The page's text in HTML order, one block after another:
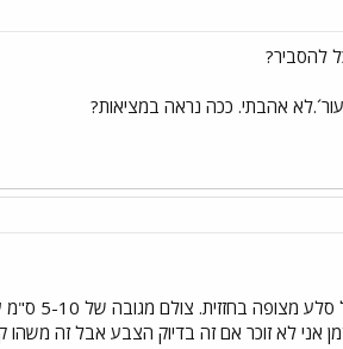
להסביר?
אהבתי. ככה נראה במציאות?
עלה
אני לא זוכר אם זה בדיוק הצבע אבל זה משהו